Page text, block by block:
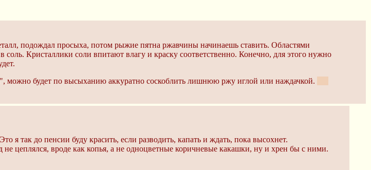
подождал просыха, потом рыжие пятна ржавчины начинаешь ставить. Областями
Кристаллики соли впитают влагу и краску соответственно. Конечно, для этого нужно
будет по высыханию аккуратно соскоблить лишнюю ржу иглой или наждачкой.
так до пенсии буду красить, если разводить, капать и ждать, пока высохнет.
цеплялся, вроде как копья, а не одноцветные коричневые какашки, ну и хрен бы с ними.